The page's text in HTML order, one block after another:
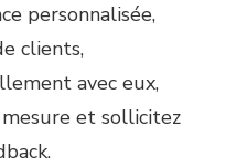
personnalisée,
clients,
avec eux,
et sollicitez